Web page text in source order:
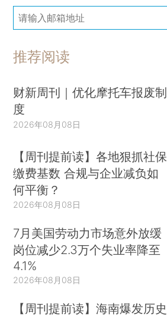
推荐阅读
财新周刊｜优化摩托车报废制
度
2026年08月08日
【周刊提前读】各地狠抓社保
缴费基数 合规与企业减负如
何平衡？
2026年08月08日
7月美国劳动力市场意外放缓
岗位减少2.3万个失业率降至
4.1%
2026年08月08日
【周刊提前读】海南爆发历史